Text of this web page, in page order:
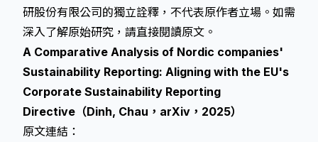
研股份有限公司的獨立詮釋，不代表原作者立場。如需
深入了解原始研究，請直接閱讀原文。
A Comparative Analysis of Nordic companies'
Sustainability Reporting: Aligning with the EU's
Corporate Sustainability Reporting
Directive（Dinh, Chau，arXiv，2025）
原文連結：